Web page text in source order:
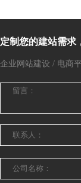
定制您的建站需求
企业网站建设 / 电商